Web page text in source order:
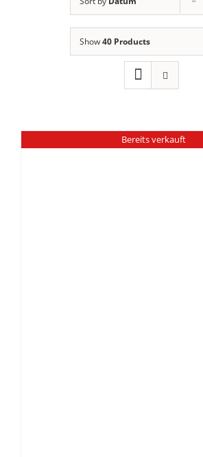
Show40 Products
Bereits verkauft